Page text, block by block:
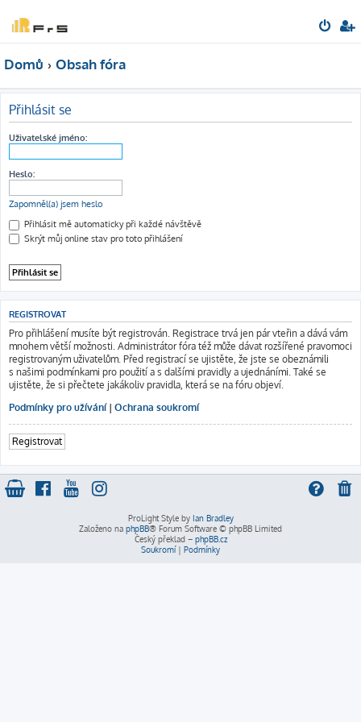
Domů Obsah fóra
Přihlásit se
Uživatelské jméno:
Heslo:
Zapomněl(a) jsem heslo
Přihlásit mě automaticky při každé návštěvě
Skrýt můj online stav pro toto přihlášení
REGISTROVAT
Pro přihlášení musíte být registrován. Registrace trvá jen pár vteřin a dává vám
mnohem větší možnosti. Administrátor fóra též může dávat rozšířené pravomoci
registrovaným uživatelům. Před registrací se ujistěte, že jste se obeznámili
s našimi podmínkami pro použití a s dalšími pravidly a ujednáními. Také se
ujistěte, že si přečtete jakákoliv pravidla, která se na fóru objeví.
Podmínky pro užívání| Ochrana soukromí
Registrovat
ProLight Style by Ian Bradley
Založeno na phpBB® Forum Software © phpBB Limited
Český překlad – phpBB.cz
Soukromí| Podmínky